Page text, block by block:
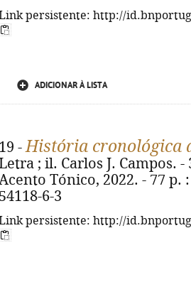
persistente: http://
ADICIONAR À LISTA
19 -História cronológica
; il. Carlos J. Campos.
Tónico, 2022. - 77 p.
54118-6-3
persistente: http://